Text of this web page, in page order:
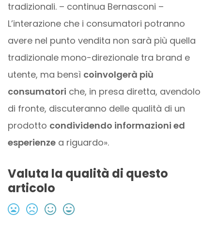
tradizionali. – continua Bernasconi –
L’interazione che i consumatori potranno
avere nel punto vendita non sarà più quella
tradizionale mono-direzionale tra brand e
utente, ma bensì coinvolgerà più
consumatori che, in presa diretta, avendolo
di fronte, discuteranno delle qualità di un
prodotto condividendo informazioni ed
esperienzea riguardo».
Valuta la qualità di questo
articolo